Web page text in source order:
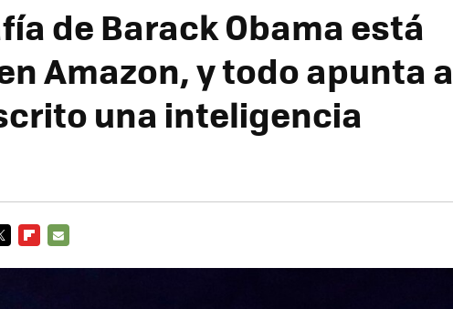
de Barack Obama está
Amazon, y todo apunta a
una inteligencia